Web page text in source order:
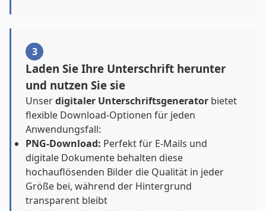
3
Laden Sie Ihre Unterschrift herunter
und nutzen Sie sie
Unserdigitaler Unterschriftsgenerator bietet
flexible Download-Optionen für jeden
Anwendungsfall:
PNG-Download: Perfekt für E-Mails und
digitale Dokumente behalten diese
hochauflösenden Bilder die Qualität in jeder
Größe bei, während der Hintergrund
transparent bleibt